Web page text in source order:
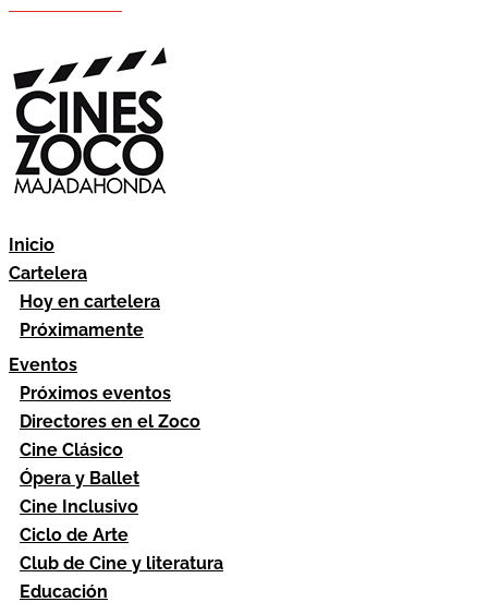
Inicio
Cartelera
Hoy en cartelera
Próximamente
Eventos
Próximos eventos
Directores en el Zoco
Cine Clásico
Ópera y Ballet
Cine Inclusivo
Ciclo de Arte
Club de Cine y literatura
Educación